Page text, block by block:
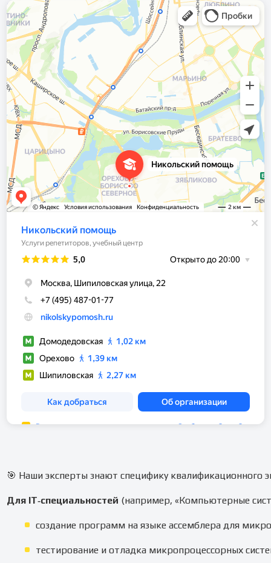
🎯 Наши эксперты знают специфику квалификационного
Для IT‑специальностей (например, «Компьютерные
создание программ на языке ассемблера для
тестирование и отладка микропроцессорных